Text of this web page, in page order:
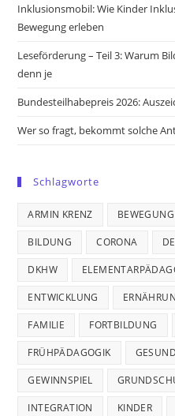
Inklusionsmobil: Wie Kinder
Bewegung erleben
Leseförderung – Teil 3: Warum
denn je
Bundesteilhabepreis 2026:
Wer so fragt, bekommt solche
Schlagworte
ARMIN KRENZ BEWEGUNG
BILDUNG CORONA
DKHW
ENTWICKLUNG
FAMILIE FORTBILDUNG
FRÜHPÄDAGOGIK
GEWINNSPIEL
INTEGRATION KINDER